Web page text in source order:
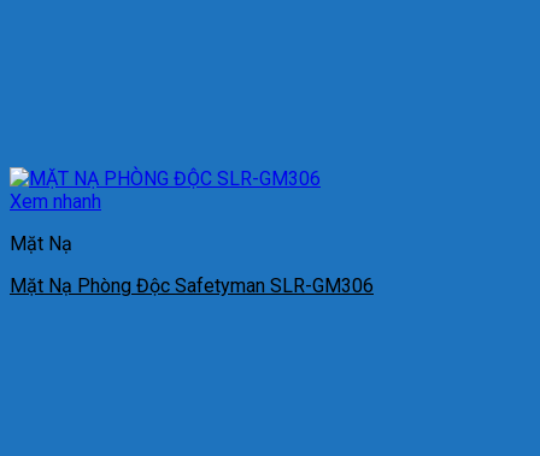
Xem nhanh
Mặt Nạ
Mặt Nạ Phòng Độc Safetyman SLR-GM306